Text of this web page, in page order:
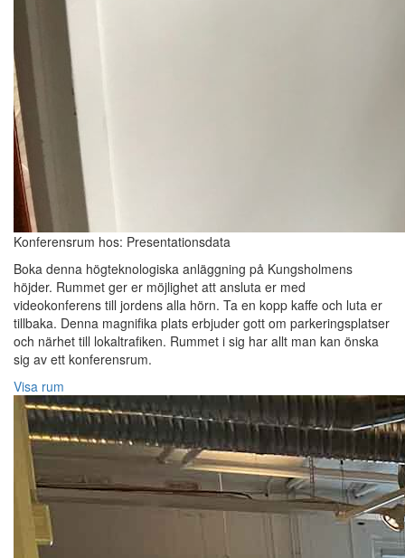
Konferensrum hos: Presentationsdata
Boka denna högteknologiska anläggning på Kungsholmens
höjder. Rummet ger er möjlighet att ansluta er med
videokonferens till jordens alla hörn. Ta en kopp kaffe och luta er
tillbaka. Denna magnifika plats erbjuder gott om parkeringsplatser
och närhet till lokaltrafiken. Rummet i sig har allt man kan önska
sig av ett konferensrum.
Visa rum